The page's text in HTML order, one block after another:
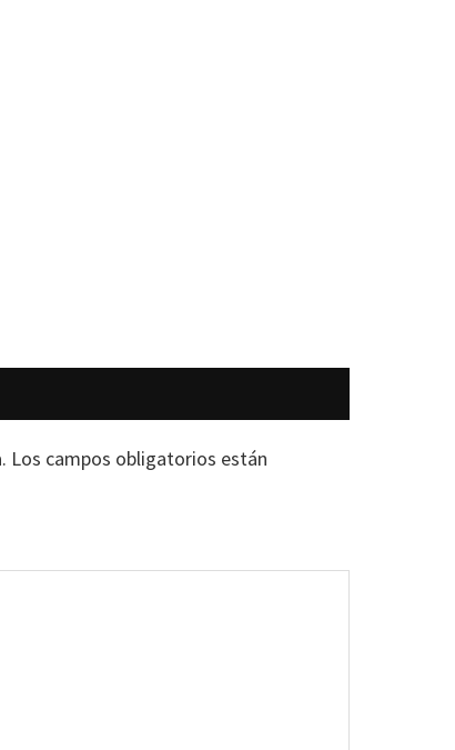
Los campos obligatorios están